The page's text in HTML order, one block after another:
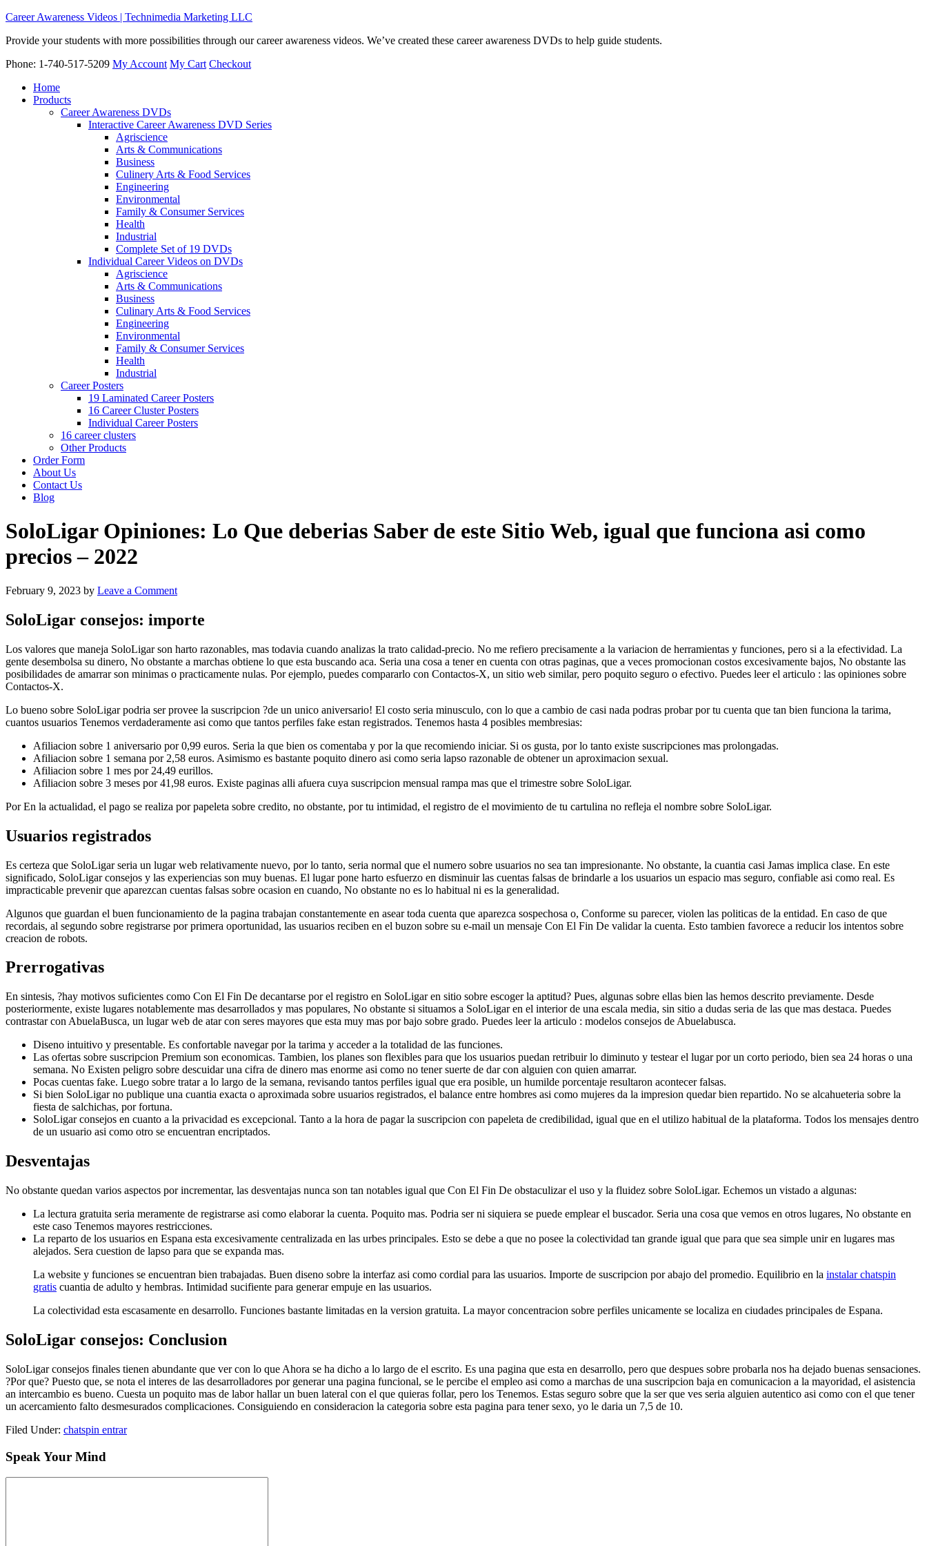
Career Awareness Videos | Technimedia Marketing LLC
Provide your students with more possibilities through our career awareness videos. We’ve created these career awareness DVDs to help guide students.
Phone: 1-740-517-5209 My Account My Cart Checkout
Home
Products
Career Awareness DVDs
Interactive Career Awareness DVD Series
Agriscience
Arts & Communications
Business
Culinery Arts & Food Services
Engineering
Environmental
Family & Consumer Services
Health
Industrial
Complete Set of 19 DVDs
Individual Career Videos on DVDs
Agriscience
Arts & Communications
Business
Culinary Arts & Food Services
Engineering
Environmental
Family & Consumer Services
Health
Industrial
Career Posters
19 Laminated Career Posters
16 Career Cluster Posters
Individual Career Posters
16 career clusters
Other Products
Order Form
About Us
Contact Us
Blog
SoloLigar Opiniones: Lo Que deberias Saber de este Sitio Web, igual que funciona asi­ como
precios – 2022
February 9, 2023 by Leave a Comment
SoloLigar consejos: importe
Los valores que maneja SoloLigar son harto razonables, mas todavia cuando analizas la trato calidad-precio. No me refiero precisamente a la variacion de herramientas y funciones, pero si a la efectividad. La
gente desembolsa su dinero, No obstante a marchas obtiene lo que esta buscando aca. Seri­a una cosa a tener en cuenta con otras paginas, que a veces promocionan costos excesivamente bajos, No obstante las
posibilidades de amarrar son minimas o practicamente nulas. Por ejemplo, puedes compararlo con Contactos-X, un sitio web similar, pero poquito seguro o efectivo. Puedes leer el articulo : las opiniones sobre
Contactos-X.
Lo bueno sobre SoloLigar podri­a ser provee la suscripcion ?de un unico aniversario! El costo seri­a minusculo, con lo que a cambio de casi nada podras probar por tu cuenta que tan bien funciona la tarima,
cuantos usuarios Tenemos verdaderamente asi­ como que tantos perfiles fake estan registrados. Tenemos hasta 4 posibles membresias:
Afiliacion sobre 1 aniversario por 0,99 euros. Seri­a la que bien os comentaba y por la que recomiendo iniciar. Si os gusta, por lo tanto existe suscripciones mas prolongadas.
Afiliacion sobre 1 semana por 2,58 euros. Asimismo es bastante poquito dinero asi­ como seri­a lapso razonable de obtener un aproximacion sexual.
Afiliacion sobre 1 mes por 24,49 eurillos.
Afiliacion sobre 3 meses por 41,98 euros. Existe paginas alli afuera cuya suscripcion mensual rampa mas que el trimestre sobre SoloLigar.
Por En la actualidad, el pago se realiza por papeleta sobre credito, no obstante, por tu intimidad, el registro de el movimiento de tu cartulina no refleja el nombre sobre SoloLigar.
Usuarios registrados
Es certeza que SoloLigar seri­a un lugar web relativamente nuevo, por lo tanto, seri­a normal que el numero sobre usuarios no sea tan impresionante. No obstante, la cuanti­a casi Jamas implica clase. En este
significado, SoloLigar consejos y las experiencias son muy buenas. El lugar pone harto esfuerzo en disminuir las cuentas falsas de brindarle a los usuarios un espacio mas seguro, confiable asi­ como real. Es
impracticable prevenir que aparezcan cuentas falsas sobre ocasion en cuando, No obstante no es lo habitual ni es la generalidad.
Algunos que guardan el buen funcionamiento de la pagina trabajan constantemente en asear toda cuenta que aparezca sospechosa o, Conforme su parecer, violen las politicas de la entidad. En caso de que
recordais, al segundo sobre registrarse por primera oportunidad, las usuarios reciben en el buzon sobre su e-mail un mensaje Con El Fin De validar la cuenta. Esto tambien favorece a reducir los intentos sobre
creacion de robots.
Prerrogativas
En sintesis, ?hay motivos suficientes como Con El Fin De decantarse por el registro en SoloLigar en sitio sobre escoger la aptitud? Pues, algunas sobre ellas bien las hemos descrito previamente. Desde
posteriormente, existe lugares notablemente mas desarrollados y mas populares, No obstante si situamos a SoloLigar en el interior de una escala media, sin sitio a dudas seri­a de las que mas destaca. Puedes
contrastar con AbuelaBusca, un lugar web de atar con seres mayores que esta muy mas por bajo sobre grado. Puedes leer la articulo : modelos consejos de Abuelabusca.
Diseno intuitivo y presentable. Es confortable navegar por la tarima y acceder a la totalidad de las funciones.
Las ofertas sobre suscripcion Premium son economicas. Tambien, los planes son flexibles para que los usuarios puedan retribuir lo diminuto y testear el lugar por un corto periodo, bien sea 24 horas o una
semana. No Existen peligro sobre descuidar una cifra de dinero mas enorme asi­ como no tener suerte de dar con alguien con quien amarrar.
Pocas cuentas fake. Luego sobre tratar a lo largo de la semana, revisando tantos perfiles igual que era posible, un humilde porcentaje resultaron acontecer falsas.
Si bien SoloLigar no publique una cuanti­a exacta o aproximada sobre usuarios registrados, el balance entre hombres asi­ como mujeres da la impresion quedar bien repartido. No se alcahueteria sobre la
fiesta de salchichas, por fortuna.
SoloLigar consejos en cuanto a la privacidad es excepcional. Tanto a la hora de pagar la suscripcion con papeleta de credibilidad, igual que en el utilizo habitual de la plataforma. Todos los mensajes dentro
de un usuario asi­ como otro se encuentran encriptados.
Desventajas
No obstante quedan varios aspectos por incrementar, las desventajas nunca son tan notables igual que Con El Fin De obstaculizar el uso y la fluidez sobre SoloLigar. Echemos un vistado a algunas:
La lectura gratuita seri­a meramente de registrarse asi­ como elaborar la cuenta. Poquito mas. Podri­a ser ni siquiera se puede emplear el buscador. Seri­a una cosa que vemos en otros lugares, No obstante en
este caso Tenemos mayores restricciones.
La reparto de los usuarios en Espana esta excesivamente centralizada en las urbes principales. Esto se debe a que no posee la colectividad tan grande igual que para que sea simple unir en lugares mas
alejados. Sera cuestion de lapso para que se expanda mas.
La website y funciones se encuentran bien trabajadas. Buen diseno sobre la interfaz asi­ como cordial para las usuarios. Importe de suscripcion por abajo del promedio. Equilibrio en la instalar chatspin
gratis cuanti­a de adulto y hembras. Intimidad sucifiente para generar empuje en las usuarios.
La colectividad esta escasamente en desarrollo. Funciones bastante limitadas en la version gratuita. La mayor concentracion sobre perfiles unicamente se localiza en ciudades principales de Espana.
SoloLigar consejos: Conclusion
SoloLigar consejos finales tienen abundante que ver con lo que Ahora se ha dicho a lo largo de el escrito. Es una pagina que esta en desarrollo, pero que despues sobre probarla nos ha dejado buenas sensaciones.
?Por que? Puesto que, se nota el interes de las desarrolladores por generar una pagina funcional, se le percibe el empleo asi­ como a marchas de una suscripcion baja en comunicacion a la mayoridad, el asistencia
an intercambio es bueno. Cuesta un poquito mas de labor hallar un buen lateral con el que quieras follar, pero los Tenemos. Estas seguro sobre que la ser que ves seri­a alguien autentico asi­ como con el que tener
un acercamiento falto desmesurados complicaciones. Consiguiendo en consideracion la categoria sobre esta pagina para tener sexo, yo le daria un 7,5 de 10.
Filed Under: chatspin entrar
Speak Your Mind